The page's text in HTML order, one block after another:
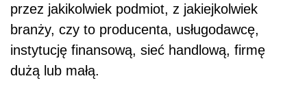
przez jakikolwiek podmiot, z jakiejkolwiek
branży, czy to producenta, usługodawcę,
instytucję finansową, sieć handlową, firmę
dużą lub małą.